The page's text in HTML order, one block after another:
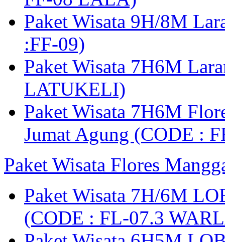
Paket Wisata 9H/8M
:FF-09)
Paket Wisata 7H6M
LATUKELI)
Paket Wisata 7H6M
Jumat Agung (CODE :
Paket Wisata Flores
Paket Wisata 7H/6M
(CODE : FL-07.3